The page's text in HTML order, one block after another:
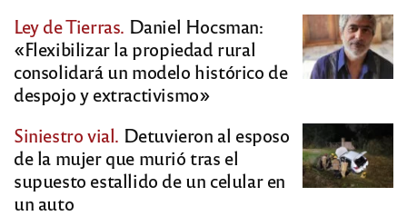
Ley de Tierras. Daniel Hocsman:
«Flexibilizar la propiedad rural
consolidará un modelo histórico de
despojo y extractivismo»
Siniestro vial. Detuvieron al esposo
de la mujer que murió tras el
supuesto estallido de un celular en
un auto